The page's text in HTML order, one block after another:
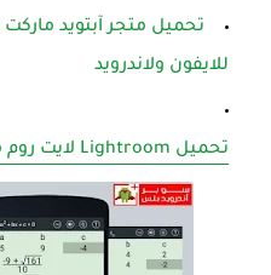
للايفون ولاندرويد
تحميل Lightroom لايت روم مهكر 2023 أخر اصدار الاندرويد